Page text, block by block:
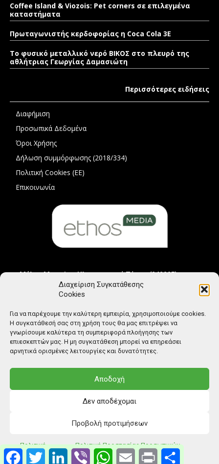
Διαχείριση Συγκατάθεσης
Cookies
Για να παρέχουμε την καλύτερη εμπειρία, χρησιμοποιούμε cookies.
Η συγκατάθεσή σας στη χρήση τους θα μας επιτρέψει να
γνωρίσουμε καλύτερα τη συμπεριφορά πλοήγησης των
επιεσκεπτών μας. Η μη συγκατάθεση μπορεί να επηρεάσει
αρνητικά ορισμένες λειτουργίες και δυνατότητες.
Αποδοχή
Δεν αποδέχομαι
Προβολή προτιμήσεων
Πολιτική
Cookies
Πολιτική Προστασίας Προσωπικών
Δεδομένων
Coffee Island & Viozois: Pet corners σε επιλεγμένα
καταστήματα
Πρωταγωνιστής κερδοφορίας η Coca Cola 3E
Το φυσικό μεταλλικό νερό ΒΙΚΟΣ στο πλευρό της
αθλήτριας Γεωργίας Δαμασιώτη
Περισσότερες ειδήσεις
Διαφήμιση
Προσωπικά Δεδομένα
Όροι Χρήσης
Δήλωση συμμόρφωσης (2018/334)
Πολιτική Cookies (ΕΕ)
Επικοινωνία
Μέλος Μητρώου Ηλεκτρονικού Τύπου (242225)
© Copyright: Ethos Media S.A.
FacebookTwitter LinkedIn Viber WhatsAppEmail Print